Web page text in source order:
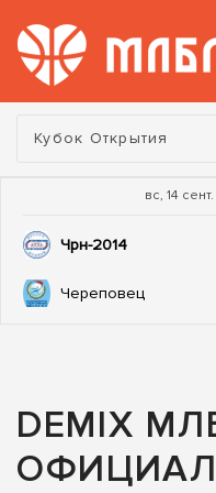
Турнир:
Кубок Открытия
вс, 14
Чрн-2014
Череповец
DEMIX